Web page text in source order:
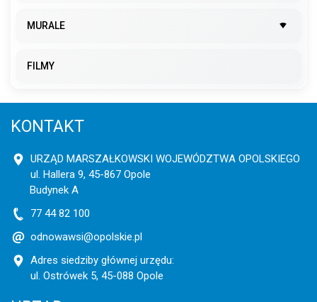
MURALE
FILMY
KONTAKT
URZĄD MARSZAŁKOWSKI WOJEWÓDZTWA OPOLSKIEGO
ul. Hallera 9, 45-867 Opole
Budynek A
77 44 82 100
odnowawsi@opolskie.pl
Adres siedziby głównej urzędu:
ul. Ostrówek 5, 45-088 Opole